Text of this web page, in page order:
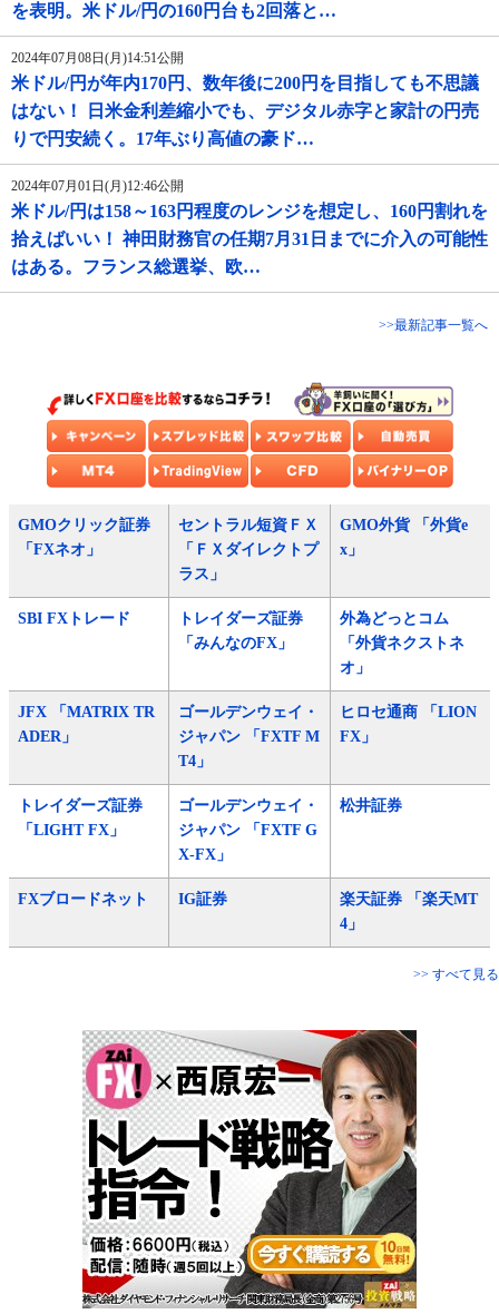
を表明。米ドル/円の160円台も2回落と…
2024年07月08日(月)14:51公開
米ドル/円が年内170円、数年後に200円を目指しても不思議
はない！ 日米金利差縮小でも、デジタル赤字と家計の円売
りで円安続く。17年ぶり高値の豪ド…
2024年07月01日(月)12:46公開
米ドル/円は158～163円程度のレンジを想定し、160円割れを
拾えばいい！ 神田財務官の任期7月31日までに介入の可能性
はある。フランス総選挙、欧…
>>最新記事一覧へ
GMOクリック証券
「FXネオ」
セントラル短資ＦＸ
「ＦＸダイレクトプ
ラス」
GMO外貨 「外貨e
x」
SBI FXトレード
トレイダーズ証券
「みんなのFX」
外為どっとコム
「外貨ネクストネ
オ」
JFX 「MATRIX TR
ADER」
ゴールデンウェイ・
ジャパン 「FXTF M
T4」
ヒロセ通商 「LION
FX」
トレイダーズ証券
「LIGHT FX」
ゴールデンウェイ・
ジャパン 「FXTF G
X-FX」
松井証券
FXブロードネット IG証券
楽天証券 「楽天MT
4」
>> すべて見る